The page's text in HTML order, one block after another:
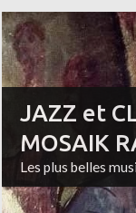
JAZZ et
MOSAIK
Les plus belles